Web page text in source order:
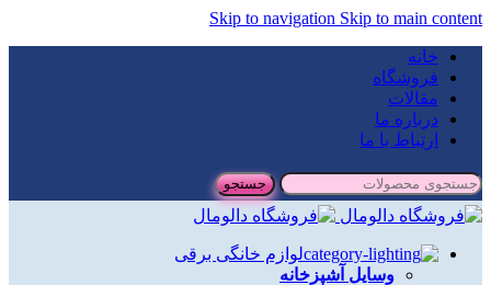
Skip to navigation Skip to main content
خانه
فروشگاه
مقالات
درباره ما
ارتباط با ما
جستجو
لوازم خانگی برقی
وسایل آشپزخانه